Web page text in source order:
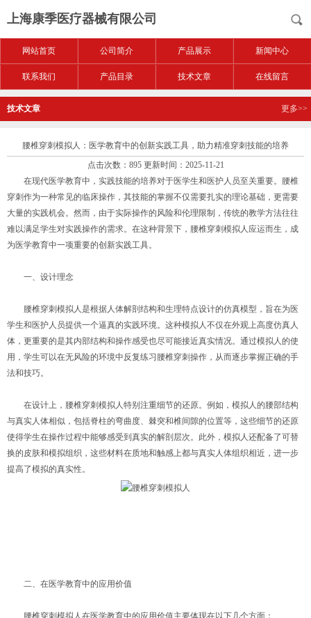
上海康季医疗器械有限公司
网站首页 公司简介 产品展示 新闻中心
联系我们 产品目录 技术文章 在线留言
技术文章 更多>>
腰椎穿刺模拟人：医学教育中的创新实践工具，助力精准穿刺技能的培养
点击次数：895 更新时间：2025-11-21
在现代医学教育中，实践技能的培养对于医学生和医护人员至关重要。腰椎
穿刺作为一种常见的临床操作，其技能的掌握不仅需要扎实的理论基础，更需要
大量的实践机会。然而，由于实际操作的风险和伦理限制，传统的教学方法往往
难以满足学生对实践操作的需求。在这种背景下，腰椎穿刺模拟人应运而生，成
为医学教育中一项重要的创新实践工具。
一、设计理念
腰椎穿刺模拟人是根据人体解剖结构和生理特点设计的仿真模型，旨在为医
学生和医护人员提供一个逼真的实践环境。这种模拟人不仅在外观上高度仿真人
体，更重要的是其内部结构和操作感受也尽可能接近真实情况。通过模拟人的使
用，学生可以在无风险的环境中反复练习腰椎穿刺操作，从而逐步掌握正确的手
法和技巧。
在设计上，腰椎穿刺模拟人特别注重细节的还原。例如，模拟人的腰部结构
与真实人体相似，包括脊柱的弯曲度、棘突和椎间隙的位置等，这些细节的还原
使得学生在操作过程中能够感受到真实的解剖层次。此外，模拟人还配备了可替
换的皮肤和模拟组织，这些材料在质地和触感上都与真实人体组织相近，进一步
提高了模拟的真实性。
二、在医学教育中的应用价值
腰椎穿刺模拟人在医学教育中的应用价值主要体现在以下几个方面：